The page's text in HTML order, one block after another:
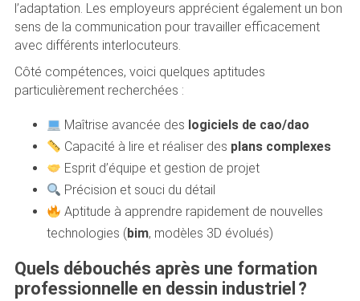
l’adaptation. Les employeurs apprécient également un bon
sens de la communication pour travailler efficacement
avec différents interlocuteurs.
Côté compétences, voici quelques aptitudes
particulièrement recherchées :
Maîtrise avancée des logiciels de cao/dao
Capacité à lire et réaliser des plans complexes
Esprit d’équipe et gestion de projet
Précision et souci du détail
Aptitude à apprendre rapidement de nouvelles
technologies ( bim, modèles 3D évolués)
Quels débouchés après une formation
professionnelle en dessin industriel ?